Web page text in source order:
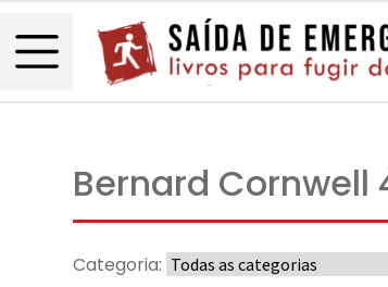
Bernard Cornwell
Categoria: